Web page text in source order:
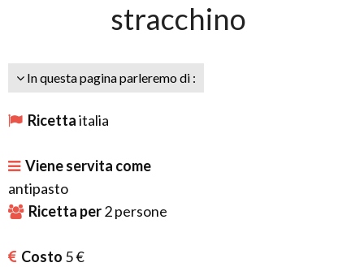
stracchino
In questa pagina parleremo di :
Ricettaitalia
Viene servita come
antipasto
Ricetta per2persone
Costo 5 €